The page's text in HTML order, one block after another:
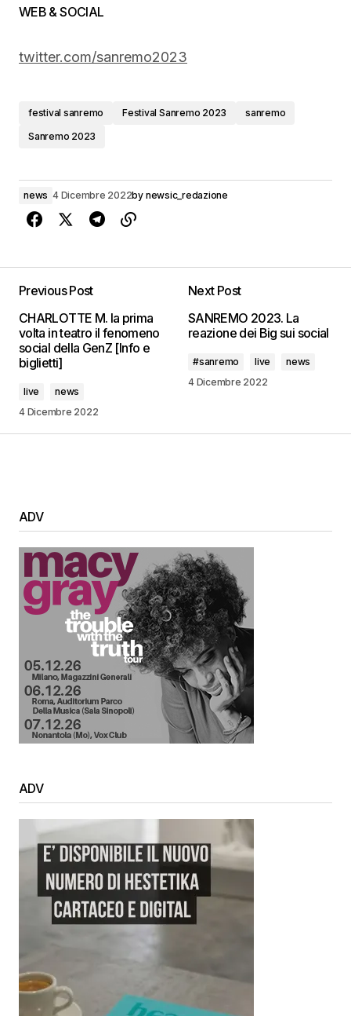
WEB & SOCIAL
twitter.com/sanremo2023
festival sanremo Festival Sanremo 2023
sanremo
Sanremo 2023
news 4 Dicembre 2022by newsic_redazione
Previous Post
CHARLOTTE M. la prima
volta in teatro il fenomeno
social della GenZ [Info e
biglietti]
live
news
4 Dicembre 2022
Next Post
SANREMO 2023. La
reazione dei Big sui social
#sanremo live
news
4 Dicembre 2022
ADV
ADV